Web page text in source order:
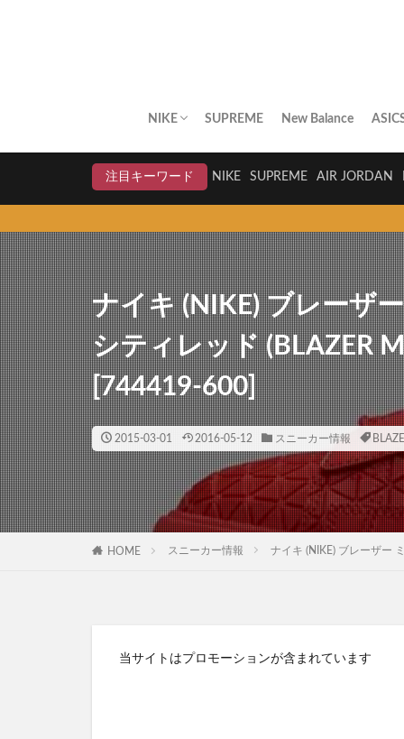
NIKE SUPREME New Balance
注目キーワード NIKE SUPREME AIR JORDAN
ナイキ (NIKE) ブレーザ
シティレッド (BLAZER
[744419-600]
2015-03-01 2016-05-12 スニーカー情報
HOME スニーカー情報 ナイキ (NIKE) ブレーザー
当サイトはプロモーションが含まれています